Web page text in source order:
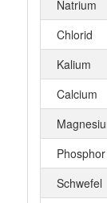
Natrium
Chlorid
Kalium
Calcium
Phosphor
Schwefel